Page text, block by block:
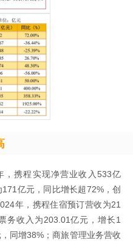
，携程实现净营业收入533亿
亿元，同比增长超72%，创
年，携程住宿预订营收为21
务收入为203.01亿元，增长1
同增38%；商旅管理业务营收